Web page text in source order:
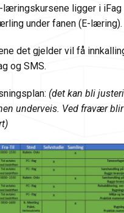
læringskursene ligger i iFag
under fanen (E-læring).
det gjelder vil få
og SMS.
(det kan bli
underveis. Ved fravær